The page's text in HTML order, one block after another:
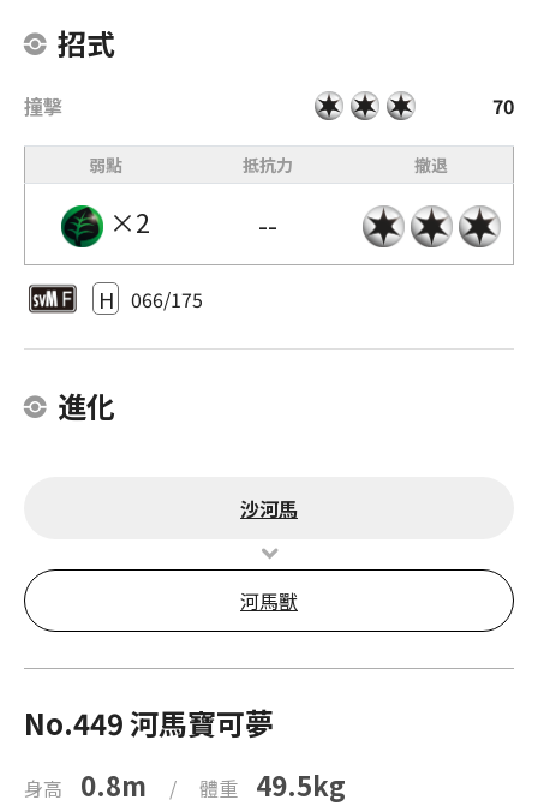
招式
撞擊 70
弱點 抵抗力 撤退
×2 --
H 066/175
進化
沙河馬
河馬獸
No.449 河馬寶可夢
身高 0.8m / 體重 49.5kg